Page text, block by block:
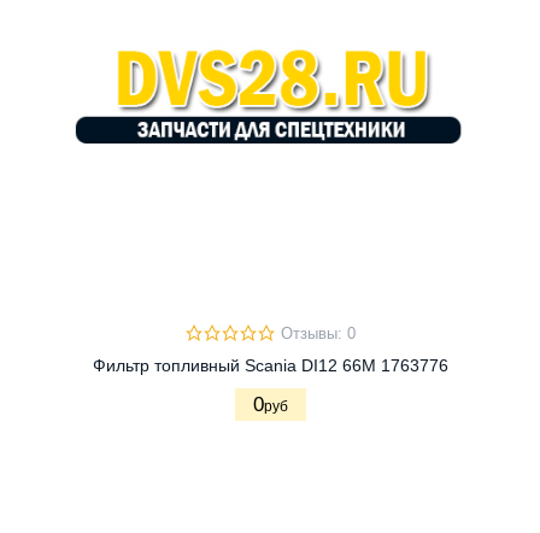
Отзывы: 0
Фильтр топливный Scania DI12 66M 1763776
0руб